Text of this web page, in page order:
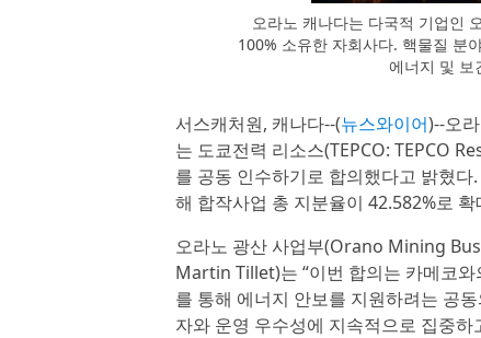
오라노 캐나다는 다국적 기업인
100% 소유한 자회사다. 핵물질 분
에너지 및 보
서스캐처원, 캐나다--(뉴스와이어)--오
는 도쿄전력 리소스(TEPCO: TEPCO
를 공동 인수하기로 합의했다고 밝혔
해 합작사업 총 지분율이 42.582%로
오라노 광산 사업부(Orano Mining
Martin Tillet)는 “이번 합의는 카메코
를 통해 에너지 안보를 지원하려는 공
자와 운영 우수성에 지속적으로 집중하